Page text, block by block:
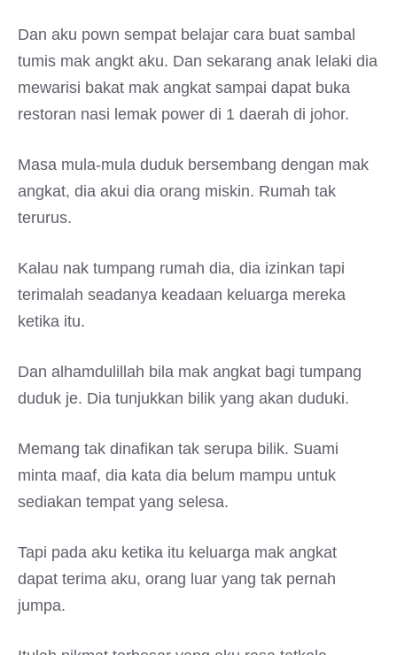
Dan aku pown sempat belajar cara buat sambal
tumis mak angkt aku. Dan sekarang anak lelaki dia
mewarisi bakat mak angkat sampai dapat buka
restoran nasi lemak power di 1 daerah di johor.
Masa mula-mula duduk bersembang dengan mak
angkat, dia akui dia orang miskin. Rumah tak
terurus.
Kalau nak tumpang rumah dia, dia izinkan tapi
terimalah seadanya keadaan keluarga mereka
ketika itu.
Dan alhamdulillah bila mak angkat bagi tumpang
duduk je. Dia tunjukkan bilik yang akan duduki.
Memang tak dinafikan tak serupa bilik. Suami
minta maaf, dia kata dia belum mampu untuk
sediakan tempat yang selesa.
Tapi pada aku ketika itu keluarga mak angkat
dapat terima aku, orang luar yang tak pernah
jumpa.